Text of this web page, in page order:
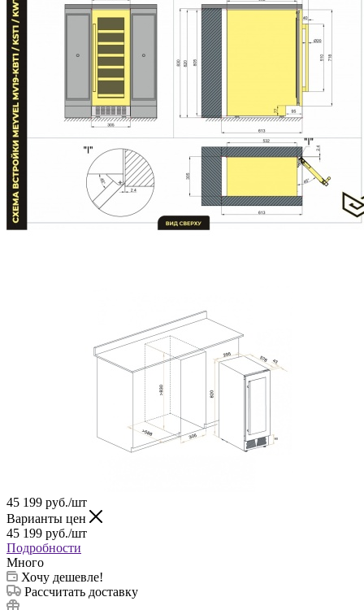
45 199 руб./шт
Варианты цен
45 199 руб./шт
Подробности
Много
Хочу дешевле!
Рассчитать доставку